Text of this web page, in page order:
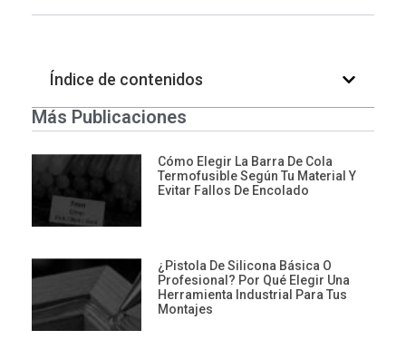
Índice de contenidos
Más Publicaciones
Cómo Elegir La Barra De Cola
Termofusible Según Tu Material Y
Evitar Fallos De Encolado
¿Pistola De Silicona Básica O
Profesional? Por Qué Elegir Una
Herramienta Industrial Para Tus
Montajes